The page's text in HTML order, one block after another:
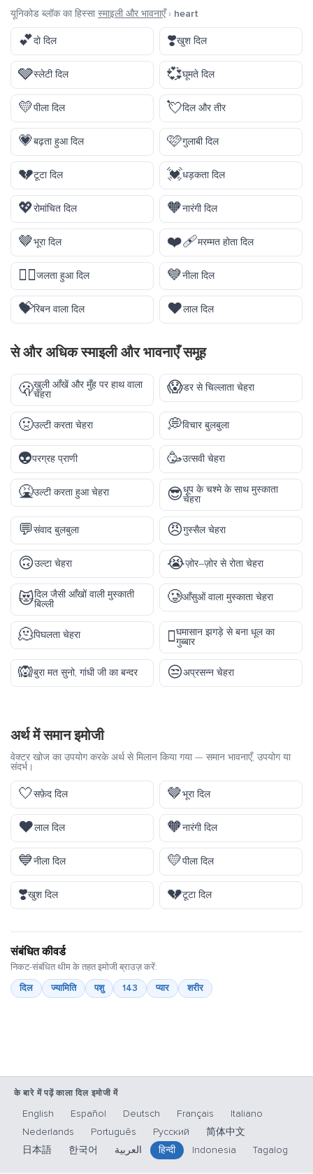
यूनिकोड ब्लॉक का हिस्सास्माइली और भावनाएँ› heart
💕दो दिल ❣️खुश दिल
🩶स्लेटी दिल 💞घूमते दिल
💛पीला दिल 💘दिल और तीर
💗बढ़ता हुआ दिल 🩷गुलाबी दिल
💔टूटा दिल 💓धड़कता दिल
💖रोमांचित दिल 🧡नारंगी दिल
🤎भूरा दिल ❤️‍🩹मरम्मत होता दिल
❤️‍🔥जलता हुआ दिल 💙नीला दिल
💝रिबन वाला दिल ❤️लाल दिल
से और अधिकस्माइली और भावनाएँसमूह
🫢खुली आँखें और मुँह पर हाथ वाला
चेहरा
😱डर से चिल्लाता चेहरा
🤢उल्टी करता चेहरा 💭विचार बुलबुला
👽परग्रह प्राणी 🥳उत्सवी चेहरा
🤮उल्टी करता हुआ चेहरा 😎धूप के चश्मे के साथ मुस्काता
चेहरा
💬संवाद बुलबुला 😠गुस्सैल चेहरा
🙃उल्टा चेहरा 😭ज़ोर–ज़ोर से रोता चेहरा
😻दिल जैसी आँखों वाली मुस्काती
बिल्ली
🥲आँसुओं वाला मुस्काता चेहरा
🫠पिघलता चेहरा 🫯घमासान झगड़े से बना धूल का
गुब्बार
🙉बुरा मत सुनो, गांधी जी का बन्दर 😒अप्रसन्न चेहरा
अर्थ में समान इमोजी
वेक्टर खोज का उपयोग करके अर्थ से मिलान किया गया — समान भावनाएँ, उपयोग या
संदर्भ।
🤍सफ़ेद दिल 🤎भूरा दिल
❤️लाल दिल 🧡नारंगी दिल
💙नीला दिल 💛पीला दिल
❣️खुश दिल 💔टूटा दिल
संबंधित कीवर्ड
निकट-संबंधित थीम के तहत इमोजी ब्राउज़ करें:
दिल
ज्यामिति पशु 143 प्यार शरीर
के बारे में पढ़ें काला दिल इमोजी में
English Español Deutsch Français
Italiano
Nederlands
Português Русский
简体中文
日本語
한국어 العربية हिन्दी Indonesia Tagalog